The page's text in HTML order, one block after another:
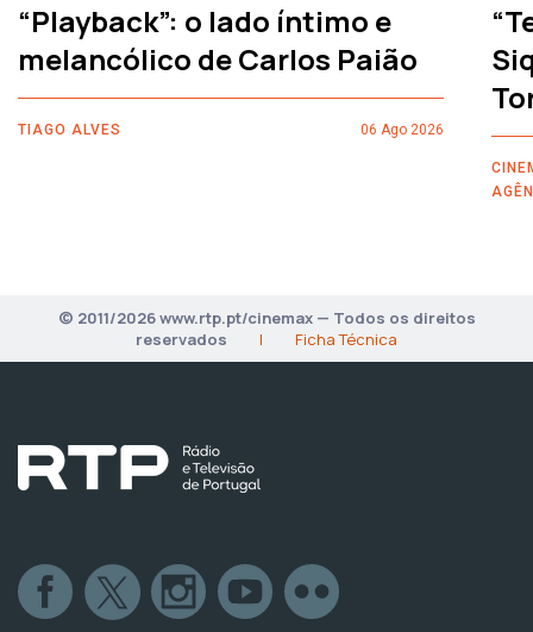
“Playback”: o lado íntimo e
melancólico de Carlos Paião
TIAGO ALVES 06 Ago 2026
© 2011/2026 www.rtp.pt/cinemax — Todos os direitos
reservados
| Ficha Técnica